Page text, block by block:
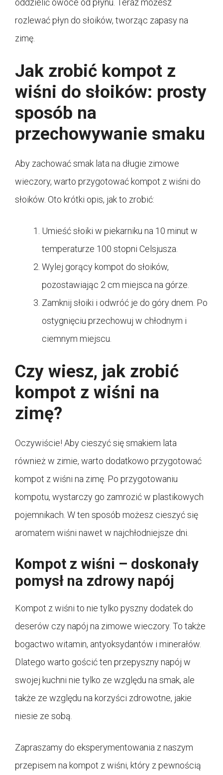
oddzielić owoce od płynu. Teraz możesz
rozlewać płyn do słoików, tworząc zapasy na
zimę.
Jak zrobić kompot z
wiśni do słoików: prosty
sposób na
przechowywanie smaku
Aby zachować smak lata na długie zimowe
wieczory, warto przygotować kompot z wiśni do
słoików. Oto krótki opis, jak to zrobić:
Umieść słoiki w piekarniku na 10 minut w
temperaturze 100 stopni Celsjusza.
Wylej gorący kompot do słoików,
pozostawiając 2 cm miejsca na górze.
Zamknij słoiki i odwróć je do góry dnem. Po
ostygnięciu przechowuj w chłodnym i
ciemnym miejscu.
Czy wiesz, jak zrobić
kompot z wiśni na
zimę?
Oczywiście! Aby cieszyć się smakiem lata
również w zimie, warto dodatkowo przygotować
kompot z wiśni na zimę. Po przygotowaniu
kompotu, wystarczy go zamrozić w plastikowych
pojemnikach. W ten sposób możesz cieszyć się
aromatem wiśni nawet w najchłodniejsze dni.
Kompot z wiśni – doskonały
pomysł na zdrowy napój
Kompot z wiśni to nie tylko pyszny dodatek do
deserów czy napój na zimowe wieczory. To także
bogactwo witamin, antyoksydantów i minerałów.
Dlatego warto gościć ten przepyszny napój w
swojej kuchni nie tylko ze względu na smak, ale
także ze względu na korzyści zdrowotne, jakie
niesie ze sobą.
Zapraszamy do eksperymentowania z naszym
przepisem na kompot z wiśni, który z pewnością